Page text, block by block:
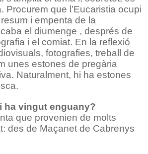
Procurem que l’Eucaristia ocupi
i empenta de la
el diumenge , després de
i el comiat. En la reflexió
fotografies, treball de
unes estones de pregària
Naturalment, hi ha estones
ha vingut enguany?
que provenien de molts
des de Maçanet de Cabrenys